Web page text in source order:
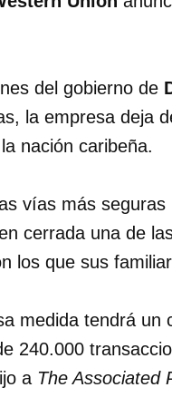
del gobierno de
la empresa deja
nación caribeña.
vías más
cerrada una de
los que sus
medida tendrá un
240.000
a The Associated